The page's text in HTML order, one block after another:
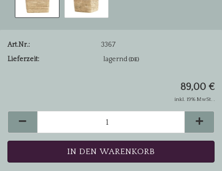
Art.Nr.:
3367
Lieferzeit:
lagernd(DE)
89,00 €
inkl. 19% MwSt. .